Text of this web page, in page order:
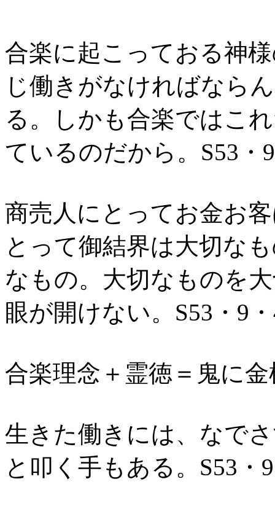
合楽に起こっておる神
じ働きがなければなら
る。しかも合楽ではこ
ているのだから。S53・
商売人にとってお金お
とって御結界は大切な
なもの。大切なものを
眼が開けない。S53・9
合楽理念＋霊徳＝鬼に
生きた働きには、なで
と叩く手もある。S53・